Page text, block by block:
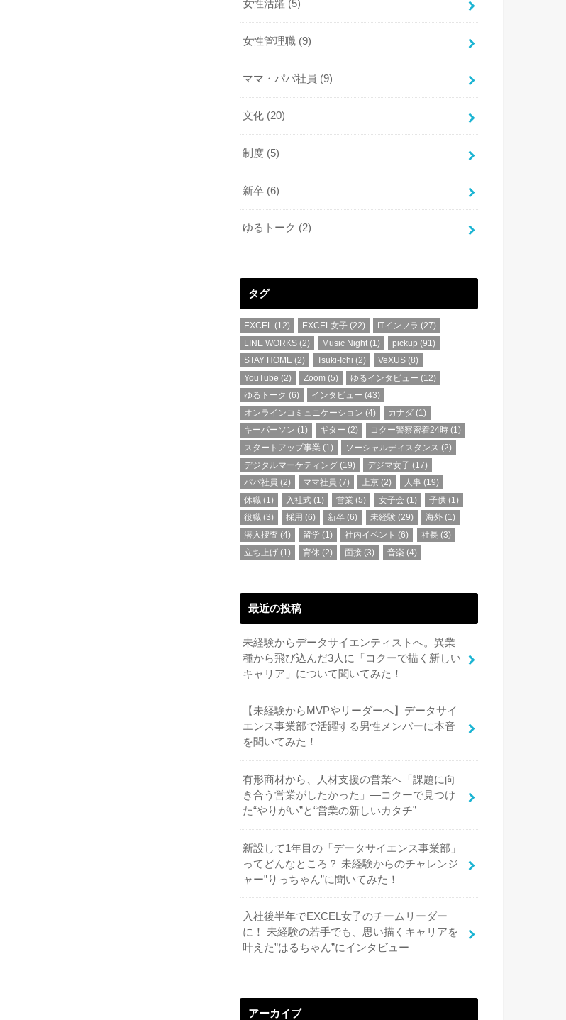
女性活躍 (5)
女性管理職 (9)
ママ・パパ社員 (9)
文化 (20)
制度 (5)
新卒 (6)
ゆるトーク (2)
タグ
EXCEL (12) EXCEL女子 (22) ITインフラ (27)
LINE WORKS (2) Music Night (1) pickup (91)
STAY HOME (2) Tsuki-Ichi (2) VeXUS (8)
YouTube (2) Zoom (5) ゆるインタビュー (12)
ゆるトーク (6) インタビュー (43)
オンラインコミュニケーション (4) カナダ (1)
キーパーソン (1) ギター (2) コクー警察密着24時 (1)
スタートアップ事業 (1) ソーシャルディスタンス (2)
デジタルマーケティング (19) デジマ女子 (17)
パパ社員 (2) ママ社員 (7) 上京 (2) 人事(19)
休職 (1) 入社式 (1) 営業 (5) 女子会 (1) 子供(1)
役職 (3) 採用 (6) 新卒 (6) 未経験 (29) 海外(1)
潜入捜査 (4) 留学 (1) 社内イベント (6) 社長(3)
立ち上げ (1) 育休 (2) 面接 (3) 音楽 (4)
最近の投稿
未経験からデータサイエンティストへ。異業
種から飛び込んだ3人に「コクーで描く新しい
キャリア」について聞いてみた！
【未経験からMVPやリーダーへ】データサイ
エンス事業部で活躍する男性メンバーに本音
を聞いてみた！
有形商材から、人材支援の営業へ「課題に向
き合う営業がしたかった」—コクーで見つけ
た“やりがい”と“営業の新しいカタチ”
新設して1年目の「データサイエンス事業部」
ってどんなところ？ 未経験からのチャレンジ
ャー”りっちゃん”に聞いてみた！
入社後半年でEXCEL女子のチームリーダー
に！ 未経験の若手でも、思い描くキャリアを
叶えた”はるちゃん”にインタビュー
アーカイブ